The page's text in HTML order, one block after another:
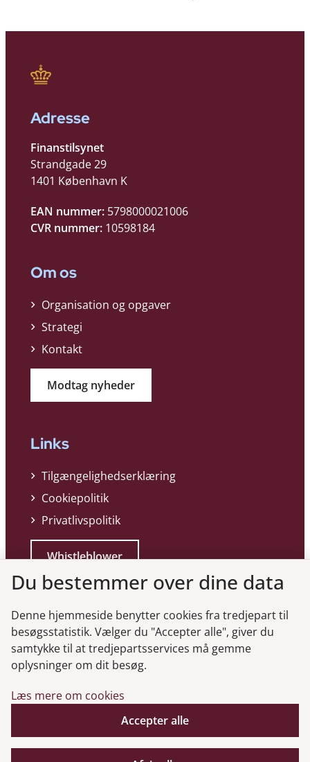
Adresse
Finanstilsynet
Strandgade 29
1401 København K
EAN nummer: 5798000021006
CVR nummer: 10598184
Om os
Organisation og opgaver
Strategi
Kontakt
Modtag nyheder
Links
Tilgængelighedserklæring
Cookiepolitik
Privatlivspolitik
Whistleblower
Genveje
Gå til virksomhedsregisteret
Gå til selskabsmeddelelser
English
Du bestemmer over dine data
Denne hjemmeside benytter cookies fra tredjepart til
besøgsstatistik. Vælger du "Accepter alle", giver du
samtykke til at tredjepartsservices må gemme
oplysninger om dit besøg.
Læs mere om cookies
Accepter alle